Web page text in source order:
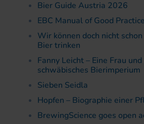
Bier Guide Austria 2026
EBC Manual of Good Practice
Wir können doch nicht
Bier trinken
Fanny Leicht – Eine Frau
schwäbisches Bierimperium
Sieben Seidla
Hopfen – Biographie einer
BrewingScience goes open